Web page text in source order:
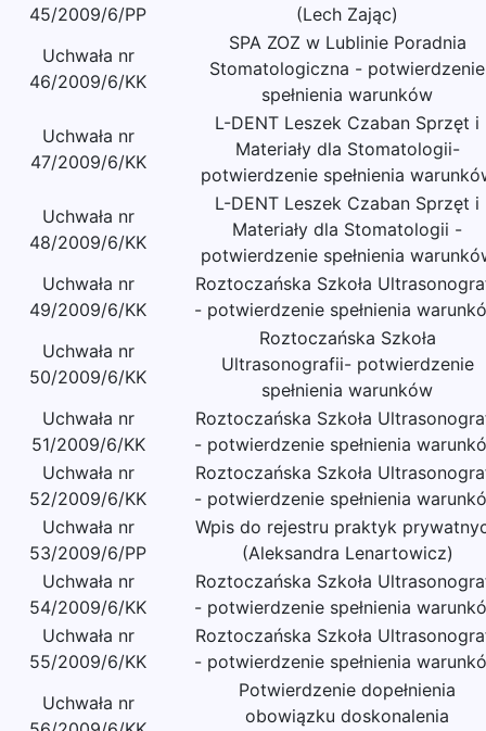
45/2009/6/PP
(Lech Zając)
Uchwała nr
46/2009/6/KK
SPA ZOZ w Lublinie Poradnia
Stomatologiczna - potwierdzenie
spełnienia warunków
Uchwała nr
47/2009/6/KK
L-DENT Leszek Czaban Sprzęt i
Materiały dla Stomatologii-
potwierdzenie spełnienia
Uchwała nr
48/2009/6/KK
L-DENT Leszek Czaban Sprzęt i
Materiały dla Stomatologii -
potwierdzenie spełnienia
Uchwała nr
49/2009/6/KK
Roztoczańska Szkoła
- potwierdzenie spełnienia
Uchwała nr
50/2009/6/KK
Roztoczańska Szkoła
Ultrasonografii- potwierdzenie
spełnienia warunków
Uchwała nr
51/2009/6/KK
Roztoczańska Szkoła
- potwierdzenie spełnienia
Uchwała nr
52/2009/6/KK
Roztoczańska Szkoła
- potwierdzenie spełnienia
Uchwała nr
53/2009/6/PP
Wpis do rejestru praktyk
(Aleksandra Lenartowicz)
Uchwała nr
54/2009/6/KK
Roztoczańska Szkoła
- potwierdzenie spełnienia
Uchwała nr
55/2009/6/KK
Roztoczańska Szkoła
- potwierdzenie spełnienia
Uchwała nr
Potwierdzenie dopełnienia
obowiązku doskonalenia